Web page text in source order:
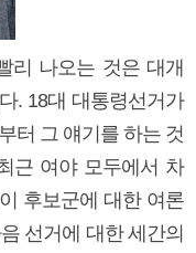
리 나오는 것은 대개
. 18대 대통령선거가
터 그 얘기를 하는 것
근 여야 모두에서 차
후보군에 대한 여론
선거에 대한 세간의